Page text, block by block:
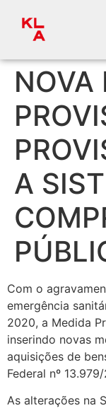
NOVA
A
Com o
emergência
2020, a Medida
inserindo novas
aquisições de
Federal nº
As alterações na